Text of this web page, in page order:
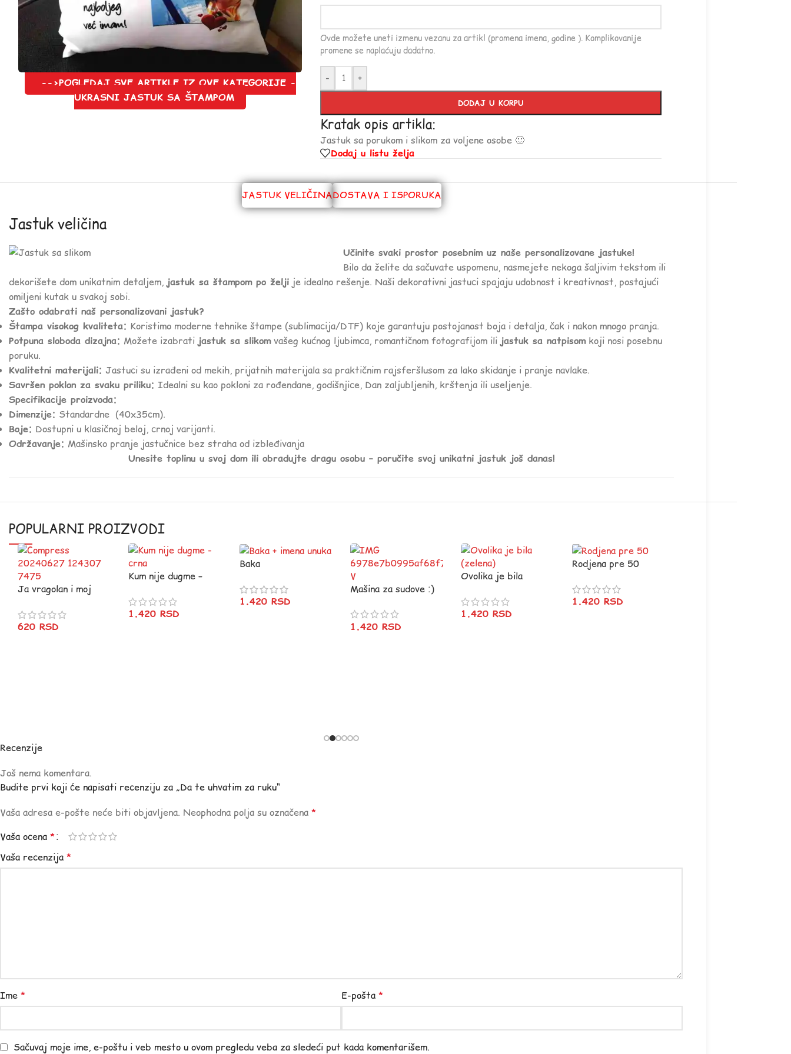
-->POGLEDAJ SVE ARTIKLE IZ OVE KATEGORIJE -
UKRASNI JASTUK SA ŠTAMPOM
Ovde možete uneti izmenu vezanu za artikl (promena imena, godine ). Komplikovanije
promene se naplaćuju dadatno.
- +
DODAJ U KORPU
Kratak opis artikla:
Jastuk sa porukom i slikom za voljene osobe 🙂
Dodaj u listu želja
JASTUK VELIČINADOSTAVA I ISPORUKA
Jastuk veličina
Učinite svaki prostor posebnim uz naše personalizovane jastuke!
Bilo da želite da sačuvate uspomenu, nasmejete nekoga šaljivim tekstom ili
dekorišete dom unikatnim detaljem, jastuk sa štampom po želji je idealno rešenje. Naši dekorativni jastuci spajaju udobnost i kreativnost, postajući
omiljeni kutak u svakoj sobi.
Zašto odabrati naš personalizovani jastuk?
Štampa visokog kvaliteta: Koristimo moderne tehnike štampe (sublimacija/DTF) koje garantuju postojanost boja i detalja, čak i nakon mnogo pranja.
Potpuna sloboda dizajna: Možete izabrati jastuk sa slikomvašeg kućnog ljubimca, romantičnom fotografijom ili jastuk sa natpisomkoji nosi posebnu
poruku.
Kvalitetni materijali: Jastuci su izrađeni od mekih, prijatnih materijala sa praktičnim rajsferšlusom za lako skidanje i pranje navlake.
Savršen poklon za svaku priliku: Idealni su kao pokloni za rođendane, godišnjice, Dan zaljubljenih, krštenja ili useljenje.
Specifikacije proizvoda:
Dimenzije: Standardne (40x35cm).
Boje: Dostupni u klasičnoj beloj, crnoj varijanti.
Održavanje: Mašinsko pranje jastučnice bez straha od izbleđivanja
Unesite toplinu u svoj dom ili obradujte dragu osobu – poručite svoj unikatni jastuk još danas!
POPULARNI PROIZVODI
Ja vragolan i moj
620 RSD
Kum nije dugme –
1.420RSD
Baka
1.420 RSD
Mašina za sudove :)
1.420 RSD
Ovolika je bila
1.420RSD
Rodjena pre 50
1.420 RSD
Recenzije
Još nema komentara.
Budite prvi koji će napisati recenziju za „Da te uhvatim za ruku“
Vaša adresa e-pošte neće biti objavljena. Neophodna polja su označena *
Vaša ocena *
Vaša recenzija *
Ime * E-pošta *
Sačuvaj moje ime, e-poštu i veb mesto u ovom pregledu veba za sledeći put kada komentarišem.